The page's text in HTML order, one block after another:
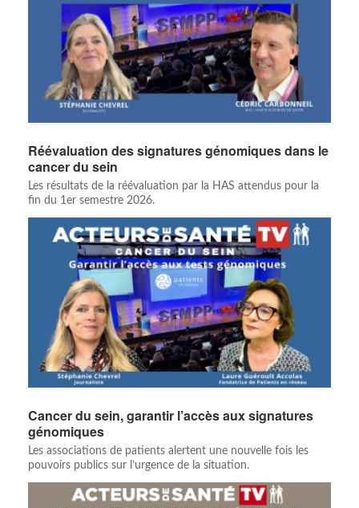
Réévaluation des signatures génomiques dans le
cancer du sein
Les résultats de la réévaluation par la HAS attendus pour la
fin du 1er semestre 2026.
Cancer du sein, garantir l’accès aux signatures
génomiques
Les associations de patients alertent une nouvelle fois les
pouvoirs publics sur l’urgence de la situation.